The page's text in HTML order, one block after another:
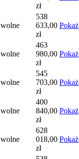
zł
wolne
538
633,00
zł
Pokaż
wolne
463
980,00
zł
Pokaż
wolne
545
703,00
zł
Pokaż
wolne
400
840,00
zł
Pokaż
wolne
628
018,00
zł
Pokaż